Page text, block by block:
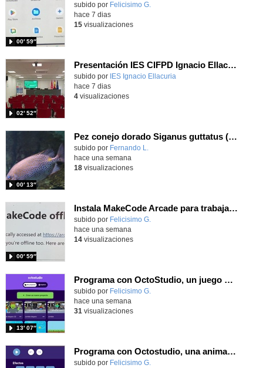
Contenido educativo.
subido por Felicisimo G.
00′ 59″
hace 7 dias
15visualizaciones
Presentación IES CIFPD Ignacio Ellacuría
Contenido educativo.
subido por IES Ignacio Ellacuria
02′ 52″
hace 7 dias
4visualizaciones
Pez conejo dorado Siganus guttatus (Bloch, 1786)
Contenido educativo.
subido por Fernando L.
00′ 13″
hace una semana
18visualizaciones
Instala MakeCode Arcade para trabajar offline en tu tablet, ordenador, Chromebook
Contenido educativo.
subido por Felicisimo G.
00′ 59″
hace una semana
14visualizaciones
Programa con OctoStudio, un juego de disparos contra Zombies con un cargador basado en el House of the dead
Contenido educativo.
subido por Felicisimo G.
13′ 07″
hace una semana
31 visualizaciones
Programa con Octostudio, una animación utilizando la cámara para una foto y audio y texto para comunicar.
Contenido educativo.
subido por Felicisimo G.